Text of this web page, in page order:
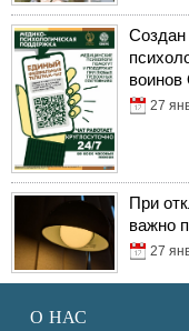
Создан
воинов
27
При
важно
27
О НАС